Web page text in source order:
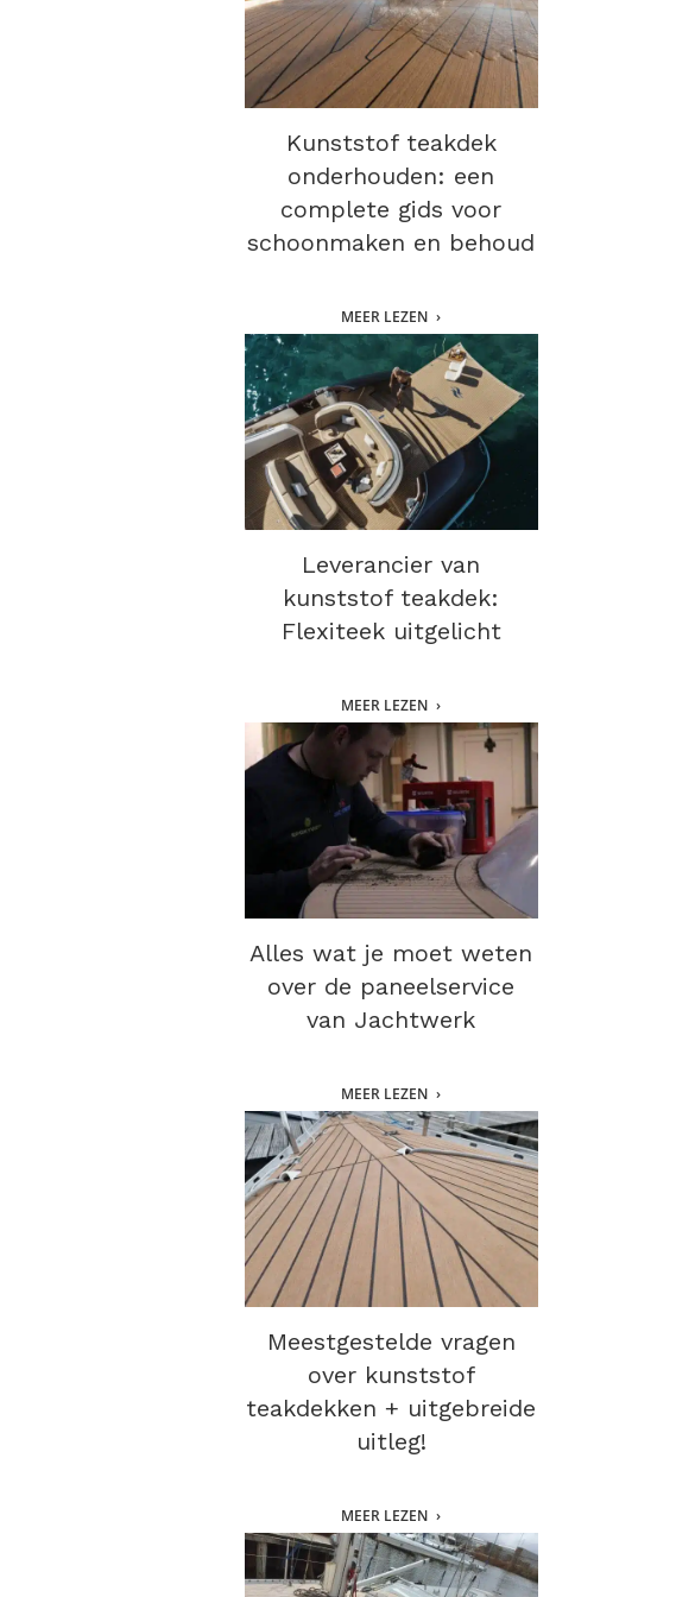
Kunststof teakdek
onderhouden: een
complete gids voor
schoonmaken en behoud
MEER LEZEN
Leverancier van
kunststof teakdek:
Flexiteek uitgelicht
MEER LEZEN
Alles wat je moet weten
over de paneelservice
van Jachtwerk
MEER LEZEN
Meestgestelde vragen
over kunststof
teakdekken + uitgebreide
uitleg!
MEER LEZEN